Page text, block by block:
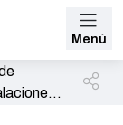
Menú